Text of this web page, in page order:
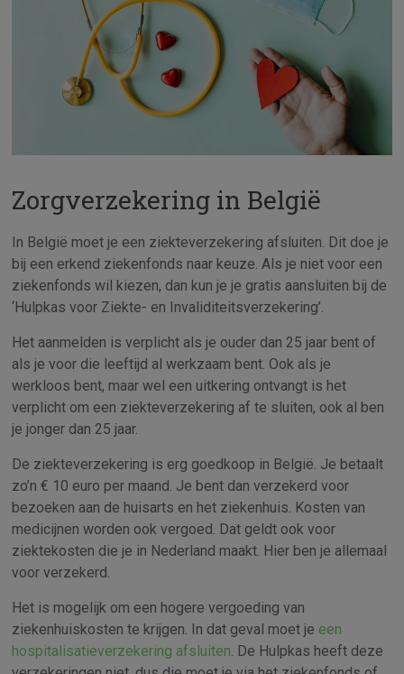
Zorgverzekering in België
In België moet je een ziekteverzekering afsluiten. Dit doe je
bij een erkend ziekenfonds naar keuze. Als je niet voor een
ziekenfonds wil kiezen, dan kun je je gratis aansluiten bij de
‘Hulpkas voor Ziekte- en Invaliditeitsverzekering’.
Het aanmelden is verplicht als je ouder dan 25 jaar bent of
als je voor die leeftijd al werkzaam bent. Ook als je
werkloos bent, maar wel een uitkering ontvangt is het
verplicht om een ziekteverzekering af te sluiten, ook al ben
je jonger dan 25 jaar.
De ziekteverzekering is erg goedkoop in België. Je betaalt
zo’n € 10 euro per maand. Je bent dan verzekerd voor
bezoeken aan de huisarts en het ziekenhuis. Kosten van
medicijnen worden ook vergoed. Dat geldt ook voor
ziektekosten die je in Nederland maakt. Hier ben je allemaal
voor verzekerd.
Het is mogelijk om een hogere vergoeding van
ziekenhuiskosten te krijgen. In dat geval moet je een
hospitalisatieverzekering afsluiten. De Hulpkas heeft deze